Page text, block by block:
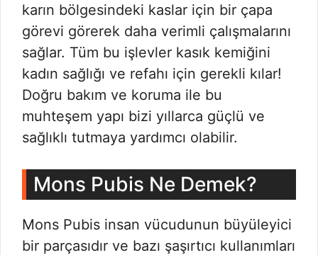
karın bölgesindeki kaslar için bir çapa
görevi görerek daha verimli çalışmalarını
sağlar. Tüm bu işlevler kasık kemiğini
kadın sağlığı ve refahı için gerekli kılar!
Doğru bakım ve koruma ile bu
muhteşem yapı bizi yıllarca güçlü ve
sağlıklı tutmaya yardımcı olabilir.
Mons Pubis Ne Demek?
Mons Pubis insan vücudunun büyüleyici
bir parçasıdır ve bazı şaşırtıcı kullanımları